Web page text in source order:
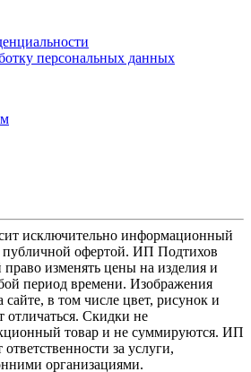
персональных данных
исключительно информационный
публичной офертой. ИП Подтихов
право изменять цены на изделия и
период времени. Изображения
сайте, в том числе цвет, рисунок и
отличаться. Скидки не
товар и не суммируются. ИП
за услуги,
организациями.